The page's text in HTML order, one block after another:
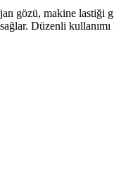
gözü, makine lastiği
Düzenli kullanımı